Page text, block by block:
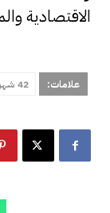
الاقتصادية
علامات: 42 شهرا